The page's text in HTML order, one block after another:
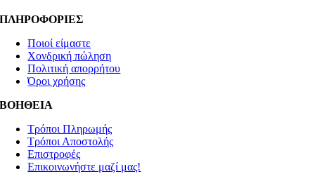
ΠΛΗΡΟΦΟΡΙΕΣ
Ποιοί είμαστε
Χονδρική πώληση
Πολιτική απορρήτου
Όροι χρήσης
ΒΟΗΘΕΙΑ
Τρόποι Πληρωμής
Τρόποι Αποστολής
Επιστροφές
Επικοινωνήστε μαζί μας!